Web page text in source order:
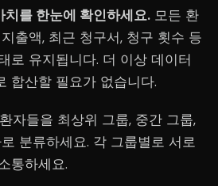
를 한눈에 확인하세요. 모든 환
출액, 최근 청구서, 청구 횟수 등
로 유지됩니다. 더 이상 데이터
합산할 필요가 없습니다.
환자들을 최상위 그룹, 중간 그룹,
분류하세요. 각 그룹별로 서로
통하세요.